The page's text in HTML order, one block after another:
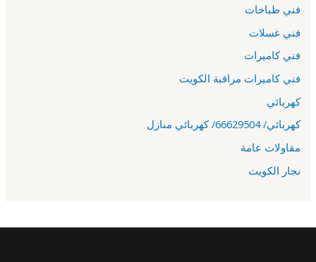
فني طباخات
فني غسلات
فني كاميرات
فني كاميرات مراقبة الكويت
كهربائي
كهربائي/ 66629504/ كهربائي منازل
مقاولات عامة
نجار الكويت